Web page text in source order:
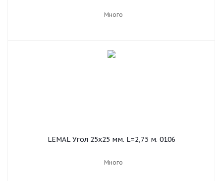
Много
LEMAL Угол 25х25 мм. L=2,75 м. 0106
Много